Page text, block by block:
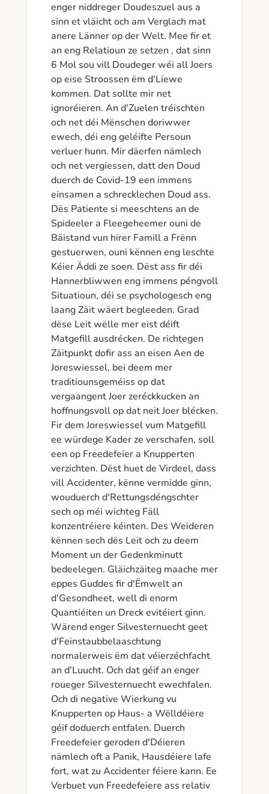
enger niddreger Doudeszuel aus a
sinn et vläicht och am Verglach mat
anere Länner op der Welt. Mee fir et
an eng Relatioun ze setzen , dat sinn
6 Mol sou vill Doudeger wéi all Joers
op eise Stroossen ëm d'Liewe
kommen. Dat sollte mir net
ignoréieren. An d'Zuelen tréischten
och net déi Mënschen doriwwer
ewech, déi eng geléifte Persoun
verluer hunn. Mir däerfen nämlech
och net vergiessen, datt den Doud
duerch de Covid-19 een immens
einsamen a schrecklechen Doud ass.
Dës Patiente si meeschtens an de
Spideeler a Fleegeheemer ouni de
Bäistand vun hirer Famill a Frënn
gestuerwen, ouni kënnen eng leschte
Kéier Äddi ze soen. Dëst ass fir déi
Hannerbliwwen eng immens péngvoll
Situatioun, déi se psychologesch eng
laang Zäit wäert begleeden. Grad
dëse Leit wëlle mer eist déift
Matgefill ausdrécken. De richtegen
Zäitpunkt dofir ass an eisen Aen de
Joreswiessel, bei deem mer
traditiounsgeméiss op dat
vergaangent Joer zeréckkucken an
hoffnungsvoll op dat neit Joer blécken.
Fir dem Joreswiessel vum Matgefill
ee würdege Kader ze verschafen, soll
een op Freedefeier a Knupperten
verzichten. Dëst huet de Virdeel, dass
vill Accidenter, kënne vermidde ginn,
wouduerch d'Rettungsdéngschter
sech op méi wichteg Fäll
konzentréiere kéinten. Des Weideren
kënnen sech dës Leit och zu deem
Moment un der Gedenkminutt
bedeelegen. Gläichzäiteg maache mer
eppes Guddes fir d'Ëmwelt an
d'Gesondheet, well di enorm
Quantiéiten un Dreck evitéiert ginn.
Wärend enger Silvesternuecht geet
d'Feinstaubbelaaschtung
normalerweis ëm dat véierzéchfacht
an d'Luucht. Och dat géif an enger
roueger Silvesternuecht ewechfalen.
Och di negative Wierkung vu
Knupperten op Haus- a Wëlldéiere
géif doduerch entfalen. Duerch
Freedefeier geroden d'Déieren
nämlech oft a Panik, Hausdéiere lafe
fort, wat zu Accidenter féiere kann. Ee
Verbuet vun Freedefeiere ass relativ